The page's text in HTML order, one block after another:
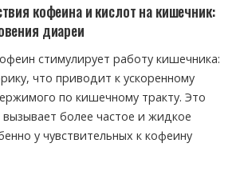
кофеина и кислот на кишечник:
диареи
стимулирует работу кишечника:
что приводит к ускоренному
по кишечному тракту. Это
более частое и жидкое
у чувствительных к кофеину